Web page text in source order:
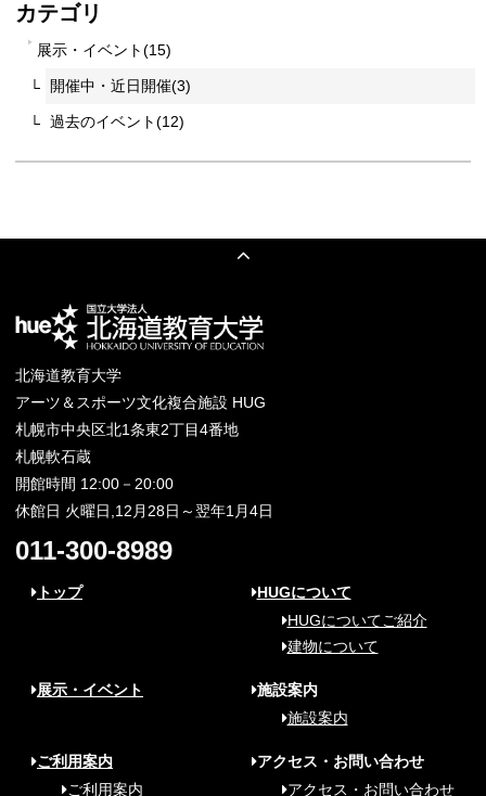
カテゴリ
展示・イベント(15)
開催中・近日開催(3)
過去のイベント(12)
北海道教育大学
アーツ＆スポーツ文化複合施設 HUG
札幌市中央区北1条東2丁目4番地
札幌軟石蔵
開館時間 12:00－20:00
休館日 火曜日,12月28日～翌年1月4日
011-300-8989
トップ
HUGについて
HUGについてご紹介
建物について
展示・イベント
施設案内
施設案内
ご利用案内
ご利用案内
アクセス・お問い合わせ
アクセス・お問い合わせ